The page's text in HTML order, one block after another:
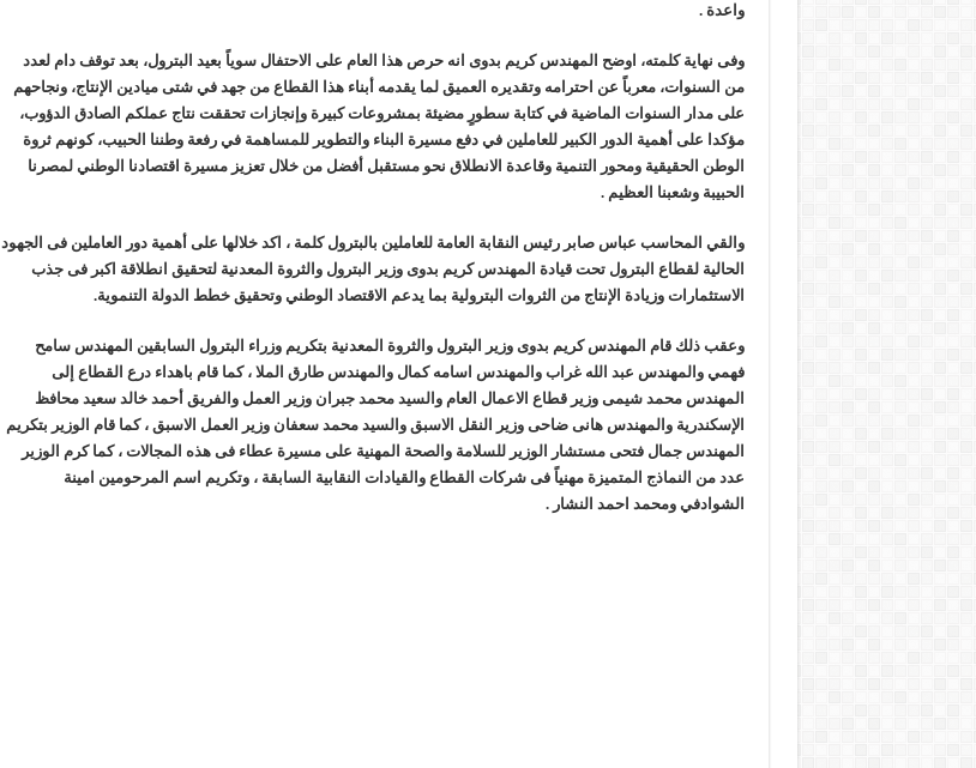
واعدة .
وفى نهاية كلمته، اوضح المهندس كريم بدوى انه حرص هذا العام على الاحتفال سوياً بعيد البترول، بعد توقف دام لعدد
من السنوات، معرباً عن احترامه وتقديره العميق لما يقدمه أبناء هذا القطاع من جهد في شتى ميادين الإنتاج، ونجاحهم
على مدار السنوات الماضية في كتابة سطورٍ مضيئة بمشروعات كبيرة وإنجازات تحققت نتاج عملكم الصادق الدؤوب،
مؤكدا على أهمية الدور الكبير للعاملين في دفع مسيرة البناء والتطوير للمساهمة في رفعة وطننا الحبيب، كونهم ثروة
الوطن الحقيقية ومحور التنمية وقاعدة الانطلاق نحو مستقبل أفضل من خلال تعزيز مسيرة اقتصادنا الوطني لمصرنا
الحبيبة وشعبنا العظيم .
والقي المحاسب عباس صابر رئيس النقابة العامة للعاملين بالبترول كلمة ، اكد خلالها على أهمية دور العاملين فى الجهود
الحالية لقطاع البترول تحت قيادة المهندس كريم بدوى وزير البترول والثروة المعدنية لتحقيق انطلاقة اكبر فى جذب
الاستثمارات وزيادة الإنتاج من الثروات البترولية بما يدعم الاقتصاد الوطني وتحقيق خطط الدولة التنموية.
وعقب ذلك قام المهندس كريم بدوى وزير البترول والثروة المعدنية بتكريم وزراء البترول السابقين المهندس سامح
فهمي والمهندس عبد الله غراب والمهندس اسامه كمال والمهندس طارق الملا ، كما قام باهداء درع القطاع إلى
المهندس محمد شيمى وزير قطاع الاعمال العام والسيد محمد جبران وزير العمل والفريق أحمد خالد سعيد محافظ
الإسكندرية والمهندس هانى ضاحى وزير النقل الاسبق والسيد محمد سعفان وزير العمل الاسبق ، كما قام الوزير بتكريم
المهندس جمال فتحى مستشار الوزير للسلامة والصحة المهنية على مسيرة عطاء فى هذه المجالات ، كما كرم الوزير
عدد من النماذج المتميزة مهنياً فى شركات القطاع والقيادات النقابية السابقة ، وتكريم اسم المرحومين امينة
الشوادفي ومحمد احمد النشار .